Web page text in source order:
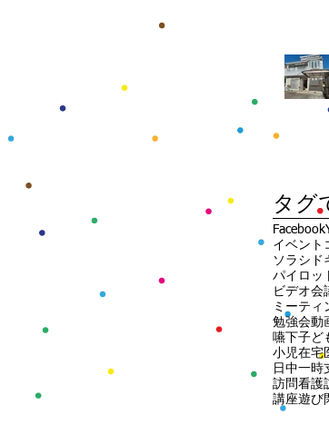
タグ
Facebook
イベント
ソラシド
パイロッ
ビデオ会
ミーティ
勉強会動
嚥下子ど
小児在宅
日中一時
訪問看護
講座遊び